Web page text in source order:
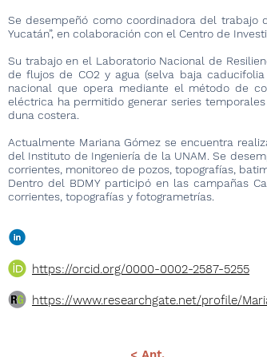
Se desempeñó como coordinadora del trabajo
Yucatán”, en colaboración con el Centro de
Su trabajo en el Laboratorio Nacional de
de flujos de CO2 y agua (selva baja
nacional que opera mediante el método de
eléctrica ha permitido generar series
duna costera.
Actualmente Mariana Gómez se encuentra
del Instituto de Ingeniería de la UNAM. Se
corrientes, monitoreo de pozos, topografías,
Dentro del BDMY participó en las campañas
corrientes, topografías y fotogrametrías.
https://orcid.org/0000-0002-2587-5255
https://www.researchgate.net/profile/